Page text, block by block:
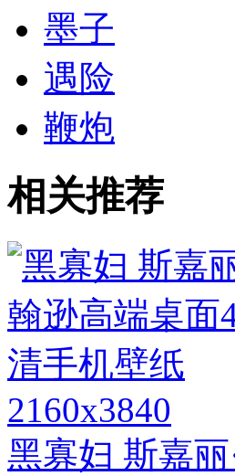
墨子
遇险
鞭炮
相关推荐
2160x3840
黑寡妇 斯嘉